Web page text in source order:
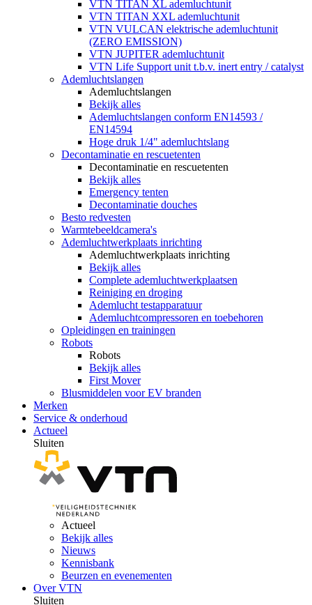
VTN TITAN XL ademluchtunit
VTN TITAN XXL ademluchtunit
VTN VULCAN elektrische ademluchtunit
(ZERO EMISSION)
VTN JUPITER ademluchtunit
VTN Life Support unit t.b.v. inert entry / catalyst
Ademluchtslangen
Ademluchtslangen
Bekijk alles
Ademluchtslangen conform EN14593 /
EN14594
Hoge druk 1/4" ademluchtslang
Decontaminatie en rescuetenten
Decontaminatie en rescuetenten
Bekijk alles
Emergency tenten
Decontaminatie douches
Besto redvesten
Warmtebeeldcamera's
Ademluchtwerkplaats inrichting
Ademluchtwerkplaats inrichting
Bekijk alles
Complete ademluchtwerkplaatsen
Reiniging en droging
Ademlucht testapparatuur
Ademluchtcompressoren en toebehoren
Opleidingen en trainingen
Robots
Robots
Bekijk alles
First Mover
Blusmiddelen voor EV branden
Merken
Service & onderhoud
Actueel
Sluiten
Actueel
Bekijk alles
Nieuws
Kennisbank
Beurzen en evenementen
Over VTN
Sluiten